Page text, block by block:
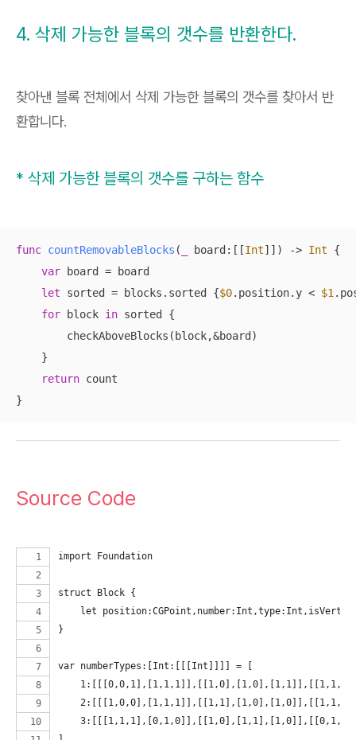
4. 삭제 가능한 블록의 갯수를 반환한다.
찾아낸 블록 전체에서 삭제 가능한 블록의 갯수를 찾아서 반
환합니다.
* 삭제 가능한 블록의 갯수를 구하는 함수
func countRemovableBlocks ( board :[[Int]]) -> Int {
var board = board
let sorted = blocks.sorted {$0.position.y < $1
for block in sorted {
        checkAboveBlocks(block,
&board)
    }
return count
}
Source Code
import Foundation
struct Block {
let
}
var numberTypes:[Int:[[[Int]]]] = [